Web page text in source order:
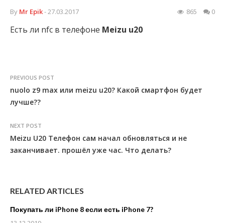
By Mr Epik- 27.03.2017 865 0
Есть ли nfc в телефоне Meizu u20
PREVIOUS POST
nuolo z9 max или meizu u20? Какой смартфон будет
лучше??
NEXT POST
Meizu U20 Телефон сам начал обновляться и не
заканчивает. прошёл уже час. Что делать?
RELATED ARTICLES
Покупать ли iPhone 8 если есть iPhone 7?